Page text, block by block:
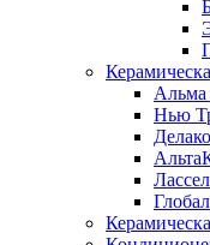
Альма
Нью